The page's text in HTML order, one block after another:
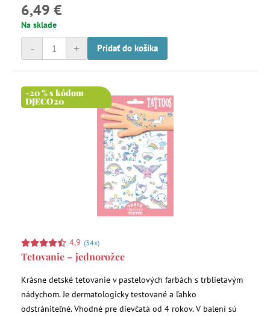
6,49 €
Na sklade
+
- Pridať do košíka
-20 % s kódom
DJECO20
4,9 (34x)
Tetovanie – jednorožce
Krásne detské tetovanie v pastelových farbách s trblietavým
nádychom. Je dermatologicky testované a ľahko
odstrániteľné. Vhodné pre dievčatá od 4 rokov. V balení sú